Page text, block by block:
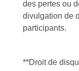
des pertes ou
divulgation de
participants.
**Droit de